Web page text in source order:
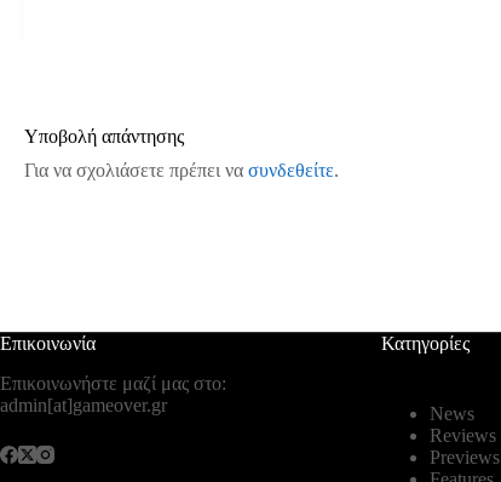
Υποβολή απάντησης
Για να σχολιάσετε πρέπει να συνδεθείτε.
Επικοινωνία
Επικοινωνήστε μαζί μας στο:
admin[at]gameover.gr
Κατηγορίες
News
Reviews
Previews